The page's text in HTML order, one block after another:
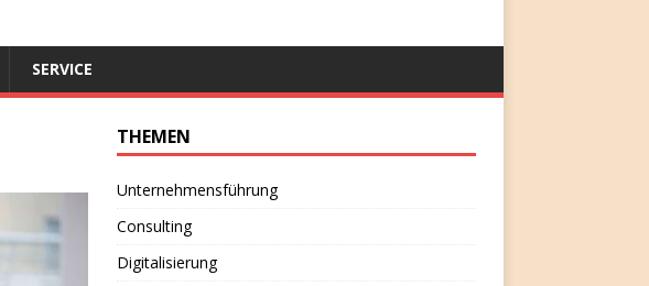
SERVICE
THEMEN
Unternehmensführung
Consulting
Digitalisierung